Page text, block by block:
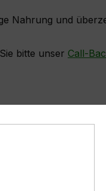
Nahrung und
bitte unser Call-
und BENELUX.